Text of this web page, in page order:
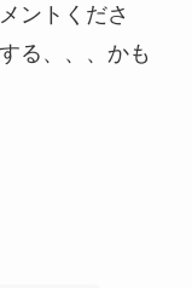
ントくださ
る、、、かも